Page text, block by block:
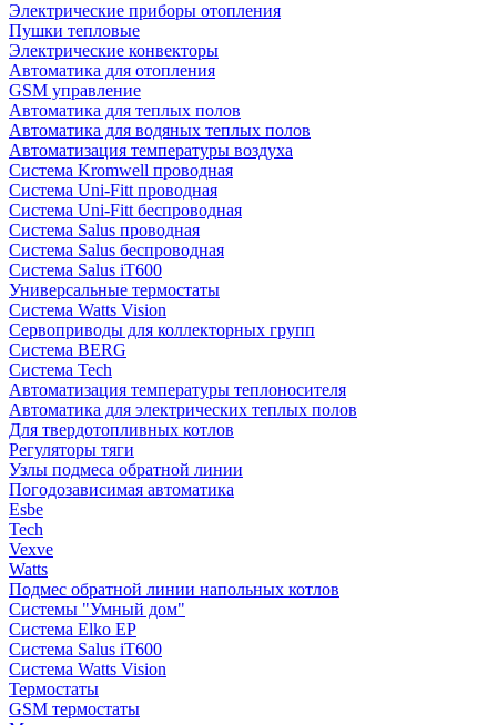
Электрические приборы отопления
Пушки тепловые
Электрические конвекторы
Автоматика для отопления
GSM управление
Автоматика для теплых полов
Автоматика для водяных теплых полов
Автоматизация температуры воздуха
Система Kromwell проводная
Система Uni-Fitt проводная
Система Uni-Fitt беспроводная
Система Salus проводная
Система Salus беспроводная
Система Salus iT600
Универсальные термостаты
Система Watts Vision
Сервоприводы для коллекторных групп
Система BERG
Система Tech
Автоматизация температуры теплоносителя
Автоматика для электрических теплых полов
Для твердотопливных котлов
Регуляторы тяги
Узлы подмеса обратной линии
Погодозависимая автоматика
Esbe
Tech
Vexve
Watts
Подмес обратной линии напольных котлов
Системы "Умный дом"
Система Elko EP
Система Salus iT600
Система Watts Vision
Термостаты
GSM термостаты